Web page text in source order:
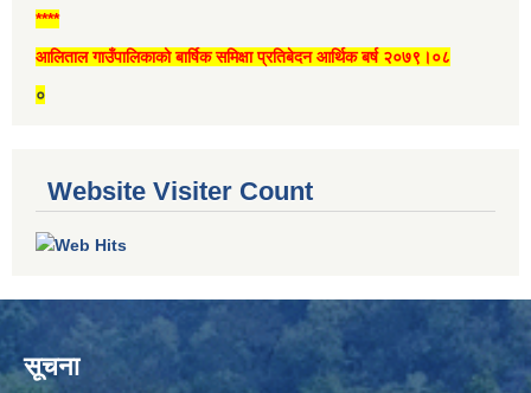
****
आलिताल गाउँपालिकाको बार्षिक समिक्षा प्रतिबेदन आर्थिक बर्ष २०७९।०८
०
Website Visiter Count
सूचना